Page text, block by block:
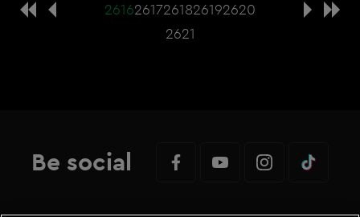
26162617261826192620
2621
Be social